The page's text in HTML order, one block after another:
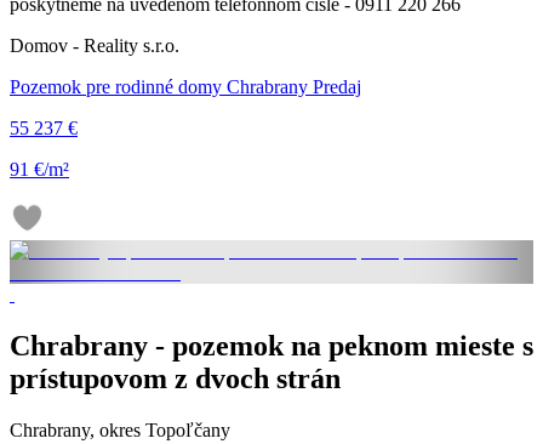
poskytneme na uvedenom telefónnom čísle - 0911 220 266
Domov - Reality s.r.o.
Pozemok pre rodinné domy Chrabrany Predaj
55 237 €
91 €/m²
Chrabrany - pozemok na peknom mieste s
prístupovom z dvoch strán
Chrabrany, okres Topoľčany